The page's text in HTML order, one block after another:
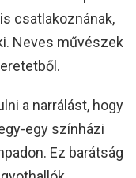
csatlakoznának,
Neves művészek
a narrálást, hogy
egy színházi
Ez barátság